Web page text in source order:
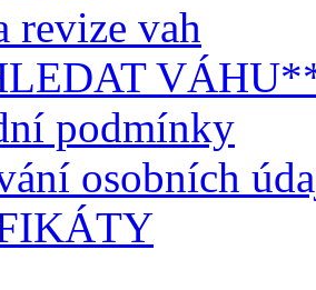
revize vah
podmínky
osobních